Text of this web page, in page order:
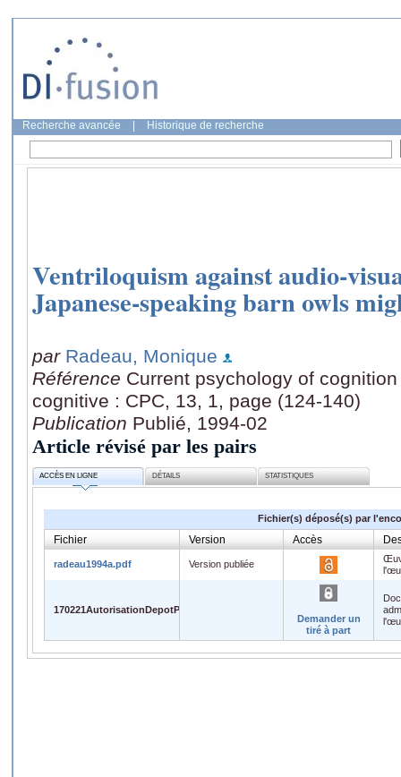
Recherche avancée Historique de recherche
Ventriloquism against audio-
Japanese-speaking barn owls
par Radeau, Monique
Référence Current psychology of
cognitive : CPC, 13, 1, page (124-140)
Publication Publié, 1994-02
Article révisé par les pairs
ACCÈS EN LIGNE DÉTAILS STATISTIQUES
Fichier(s) déposé(s) par
Fichier Version Accès
radeau1994a.pdf Version publiée
170221AutorisationDepotPDF.pdf
Demander un
tiré à part